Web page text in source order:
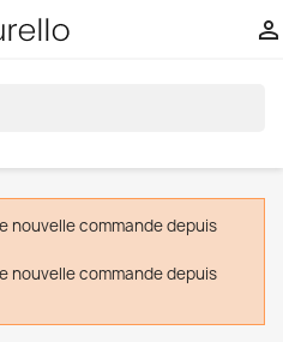

nouvelle commande depuis
nouvelle commande depuis